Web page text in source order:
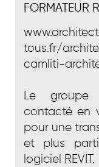
FORMATEUR
tous.fr/
camliti-
Le groupe
contacté en
pour une
et plus
logiciel REVIT.